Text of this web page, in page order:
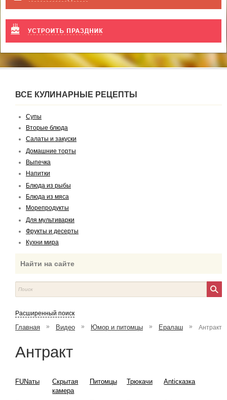
ВСЕ КУЛИНАРНЫЕ РЕЦЕПТЫ
Супы
Вторые блюда
Салаты и закуски
Домашние торты
Выпечка
Напитки
Блюда из рыбы
Блюда из мяса
Морепродукты
Для мультиварки
Фрукты и десерты
Кухни мира
Найти на сайте
Расширенный поиск
Главная » Видео » Юмор и питомцы » Ералаш » Антракт
Антракт
FUNаты
Скрытая
камера
Питомцы Трюкачи Antiсказка